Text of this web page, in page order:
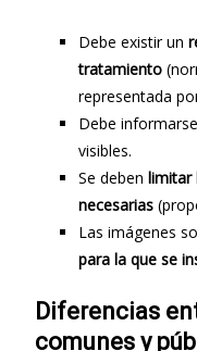
Debe existir un
tratamiento
representada
Debe
visibles.
Se deben limitar
necesarias
Las imágenes
para la que se
Diferencias
comunes y